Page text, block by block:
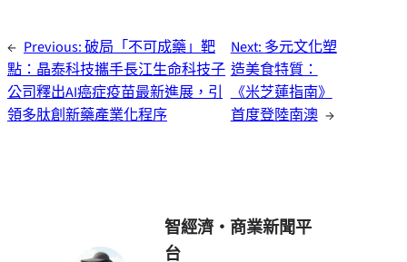
← Previous:破局「不可成藥」靶
點：晶泰科技攜手長江生命科技子
公司釋出AI癌症疫苗最新進展，引
領多肽創新藥產業化程序
Next: 多元文化塑
造美食特質：
《米芝蓮指南》
首度登陸南澳 →
智經濟・商業新聞平
台